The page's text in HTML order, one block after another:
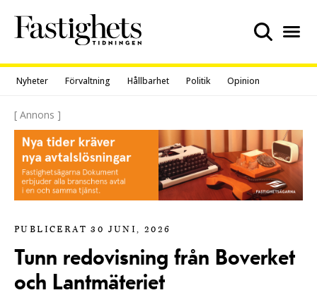
content
Nyheter Förvaltning Hållbarhet Politik Opinion
[ Annons ]
PUBLICERAT 30 JUNI, 2026
Tunn redovisning från Boverket
och Lantmäteriet